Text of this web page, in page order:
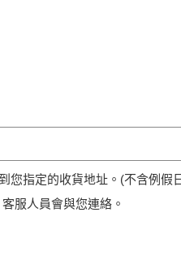
您指定的收貨地址。(不含例假
服人員會與您連絡。